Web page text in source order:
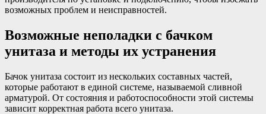
возможных проблем и неисправностей.
Возможные неполадки с бачком
унитаза и методы их устранения
Бачок унитаза состоит из нескольких составных частей,
которые работают в единой системе, называемой сливной
арматурой. От состояния и работоспособности этой системы
зависит корректная работа всего унитаза.